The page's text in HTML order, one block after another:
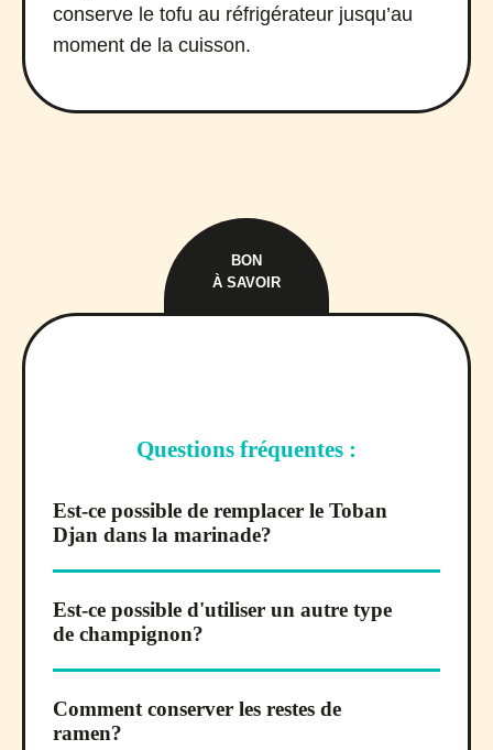
conserve le tofu au réfrigérateur jusqu’au
moment de la cuisson.
BON
À SAVOIR
Questions fréquentes :
Est-ce possible de remplacer le Toban
Djan dans la marinade?
Est-ce possible d'utiliser un autre type
de champignon?
Comment conserver les restes de
ramen?